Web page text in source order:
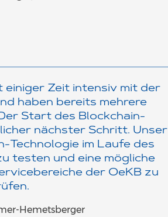
einiger Zeit intensiv mit der
haben bereits mehrere
Start des Blockchain-
nächster Schritt. Unser
Technologie im Laufe des
testen und eine mögliche
der OeKB zu
Hemetsberger